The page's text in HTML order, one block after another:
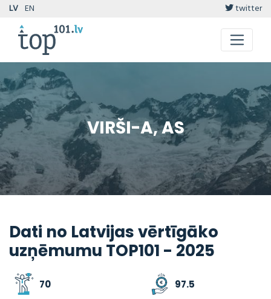
LV EN twitter
VIRŠI-A, AS
Dati no Latvijas vērtīgāko
uzņēmumu TOP101 - 2025
70 97.5